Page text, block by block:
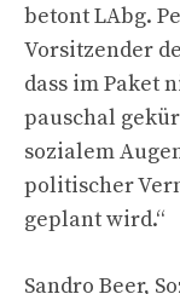
betont LAbg.
Vorsitzender
dass im Paket
pauschal
sozialem
politischer
geplant wird.“
Sandro Beer,